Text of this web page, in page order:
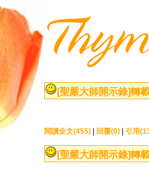
[聖嚴大師開示錄]轉
閱讀全文(455) 回覆(0) 引用
[聖嚴大師開示錄]轉